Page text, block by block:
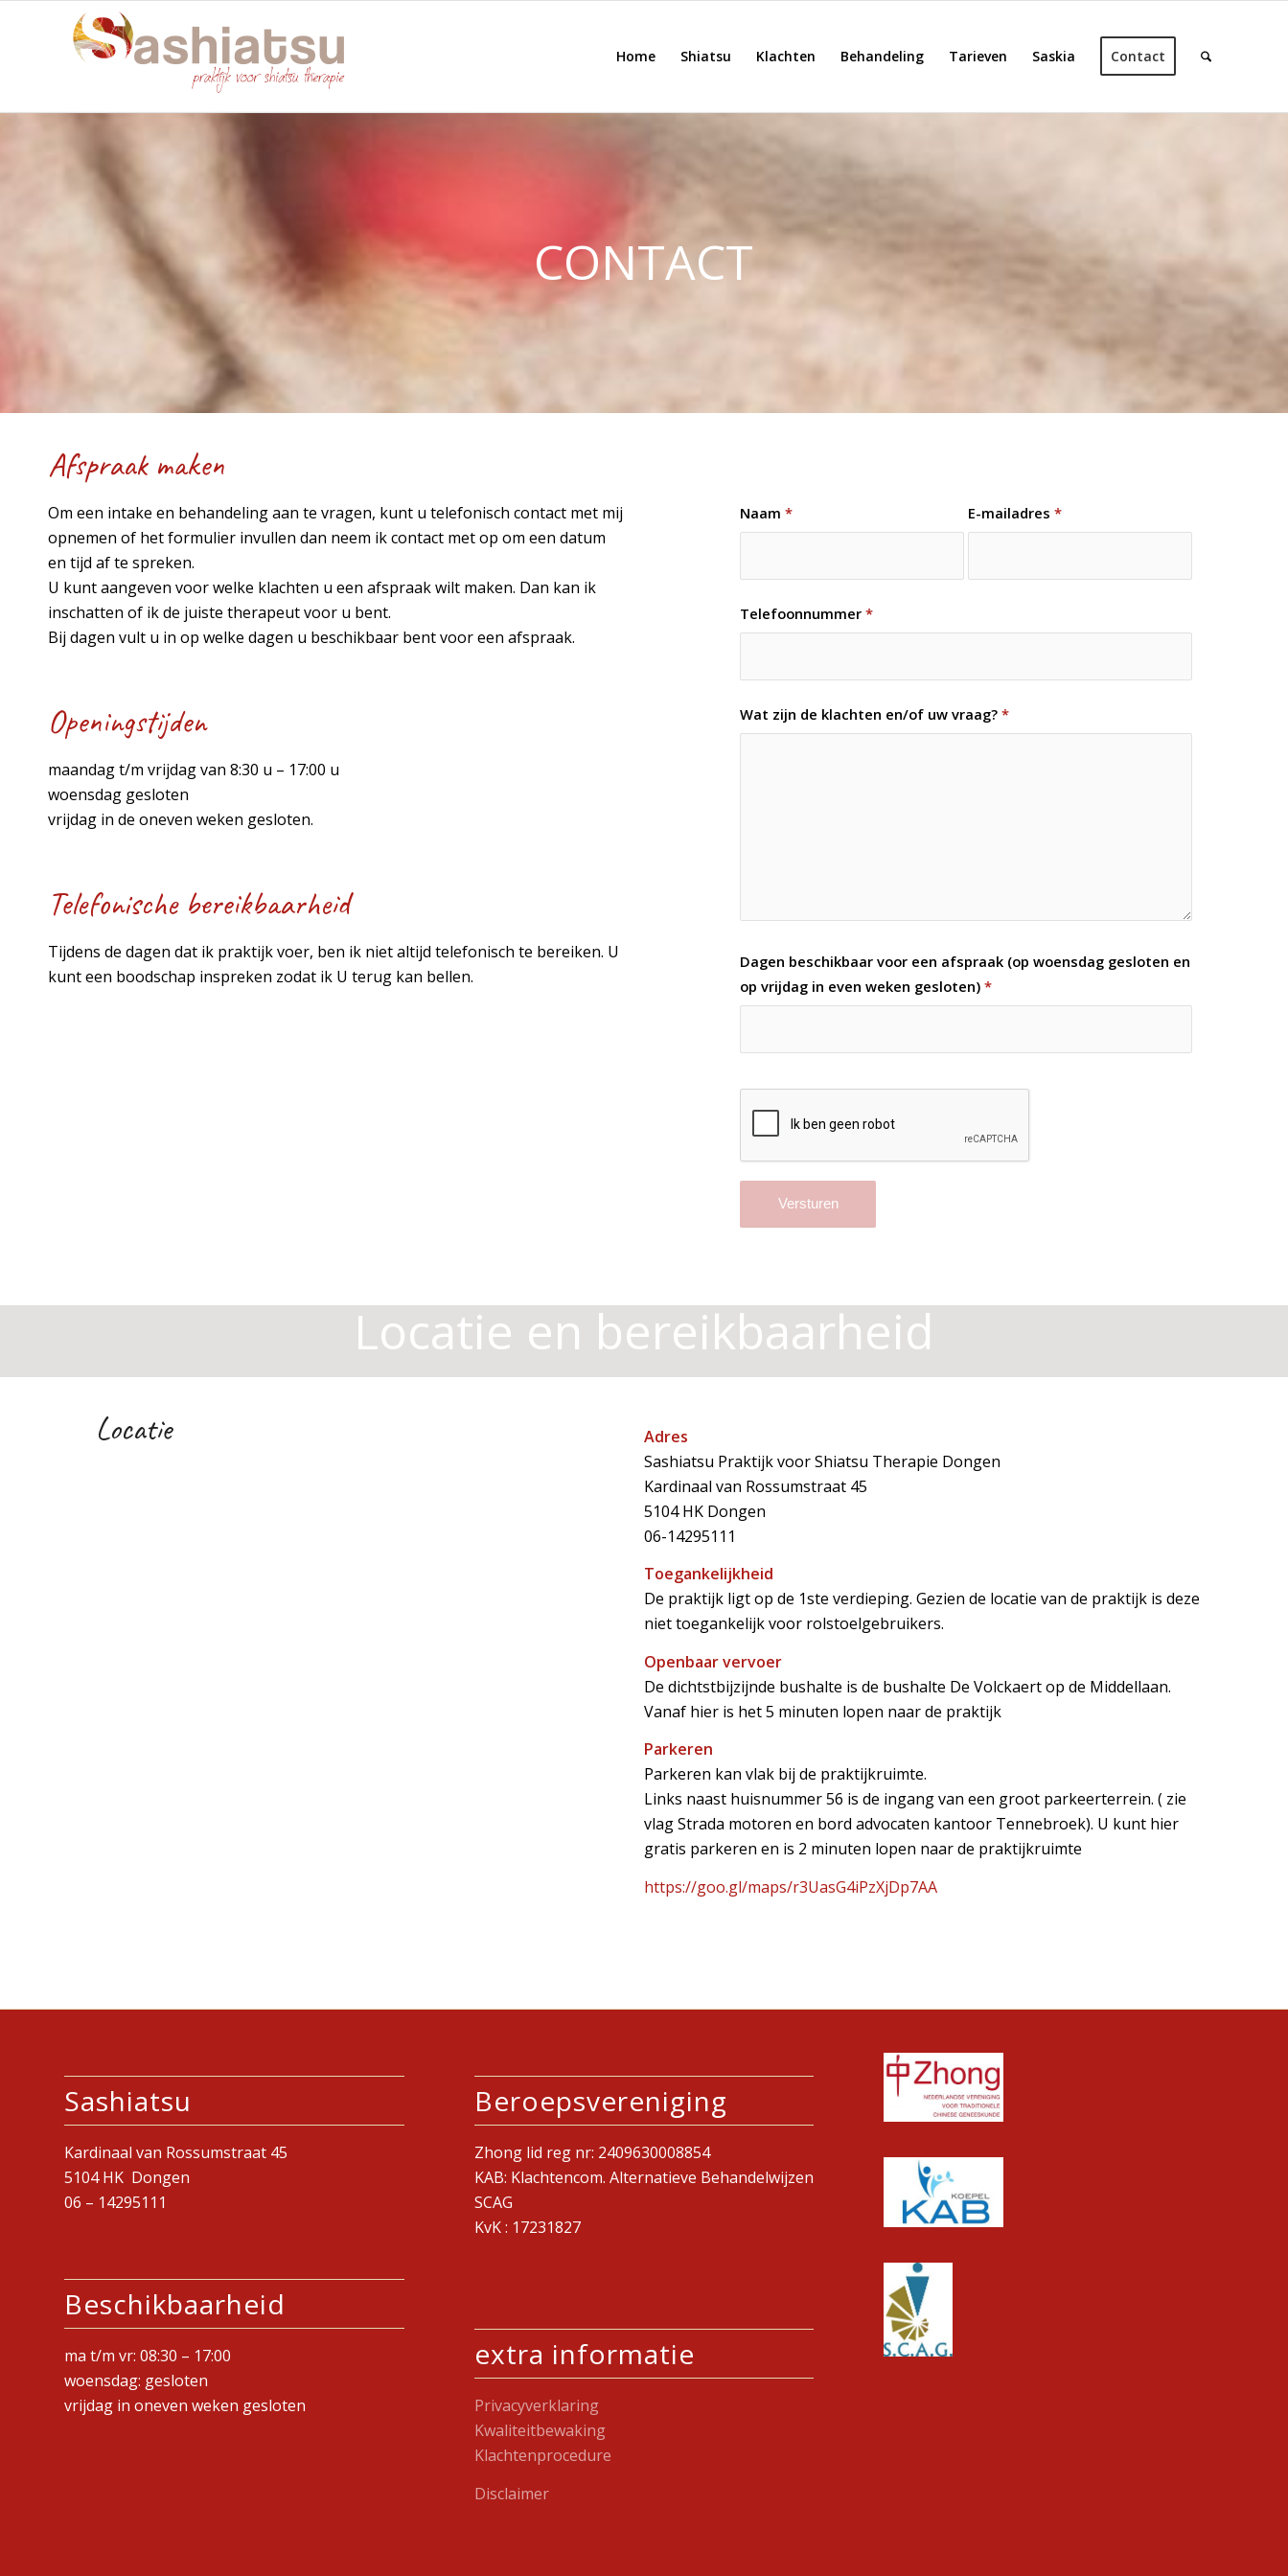
Home Shiatsu Klachten Behandeling Tarieven Saskia Contact
CONTACT
Afspraak maken
Om een intake en behandeling aan te vragen, kunt u telefonisch contact met mij
opnemen of het formulier invullen dan neem ik contact met op om een datum
en tijd af te spreken.
U kunt aangeven voor welke klachten u een afspraak wilt maken. Dan kan ik
inschatten of ik de juiste therapeut voor u bent.
Bij dagen vult u in op welke dagen u beschikbaar bent voor een afspraak.
Openingstijden
maandag t/m vrijdag van 8:30 u – 17:00 u
woensdag gesloten
vrijdag in de oneven weken gesloten.
Telefonische bereikbaarheid
Tijdens de dagen dat ik praktijk voer, ben ik niet altijd telefonisch te bereiken. U
kunt een boodschap inspreken zodat ik U terug kan bellen.
Naam * E-mailadres*
Telefoonnummer *
Wat zijn de klachten en/of uw vraag? *
Dagen beschikbaar voor een afspraak (op woensdag gesloten en
op vrijdag in even weken gesloten) *
Locatie en bereikbaarheid
Locatie
Adres
Sashiatsu Praktijk voor Shiatsu Therapie Dongen
Kardinaal van Rossumstraat 45
5104 HK Dongen
06-14295111
Toegankelijkheid
De praktijk ligt op de 1ste verdieping. Gezien de locatie van de praktijk is deze
niet toegankelijk voor rolstoelgebruikers.
Openbaar vervoer
De dichtstbijzijnde bushalte is de bushalte De Volckaert op de Middellaan.
Vanaf hier is het 5 minuten lopen naar de praktijk
Parkeren
Parkeren kan vlak bij de praktijkruimte.
Links naast huisnummer 56 is de ingang van een groot parkeerterrein. ( zie
vlag Strada motoren en bord advocaten kantoor Tennebroek). U kunt hier
gratis parkeren en is 2 minuten lopen naar de praktijkruimte
https://goo.gl/maps/r3UasG4iPzXjDp7AA
Sashiatsu
Kardinaal van Rossumstraat 45
5104 HK Dongen
06 – 14295111
Beschikbaarheid
ma t/m vr: 08:30 – 17:00
woensdag: gesloten
vrijdag in oneven weken gesloten
Beroepsvereniging
Zhong lid reg nr: 2409630008854
KAB: Klachtencom. Alternatieve Behandelwijzen
SCAG
KvK : 17231827
extra informatie
Privacyverklaring
Kwaliteitbewaking
Klachtenprocedure
Disclaimer